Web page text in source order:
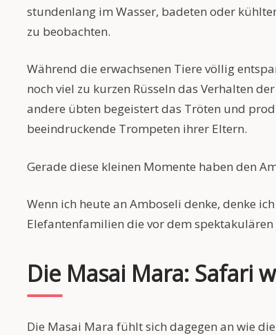
stundenlang im Wasser, badeten oder
zu beobachten.
Während die erwachsenen Tiere völlig
noch viel zu kurzen Rüsseln das Verhalten
andere übten begeistert das Tröten und
beeindruckende Trompeten ihrer Eltern.
Gerade diese kleinen Momente haben den
Wenn ich heute an Amboseli denke, denke
Elefantenfamilien die vor dem
Die Masai Mara: Safari
Die Masai Mara fühlt sich dagegen an wie